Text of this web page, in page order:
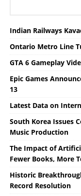
Indian Railways
Ontario Metro Line
GTA 6 Gameplay
Epic Games
13
Latest Data on
South Korea Issues
Music Production
The Impact of
Fewer Books, More
Historic
Record Resolution